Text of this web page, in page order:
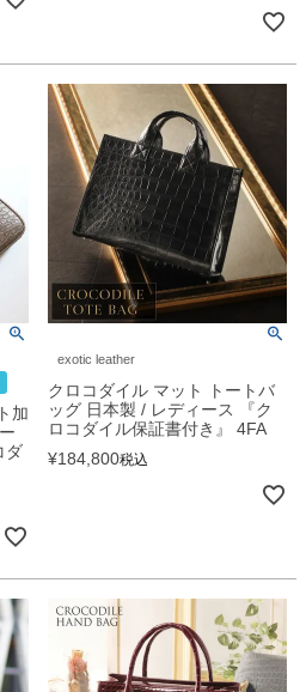
加
ダ
exotic leather
クロコダイル マット トートバ
ッグ 日本製 / レディース 『ク
ロコダイル保証書付き』 4FA
¥184,800税込